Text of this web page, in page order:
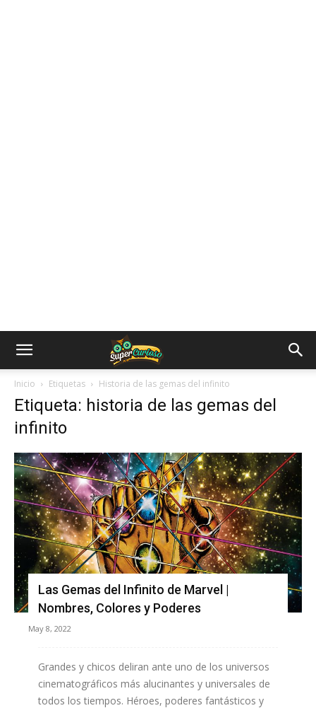
Inicio Etiquetas Historia de las gemas del infinito
Etiqueta: historia de las gemas del
infinito
Las Gemas del Infinito de Marvel |
Nombres, Colores y Poderes
May 8, 2022
Grandes y chicos deliran ante uno de los universos
cinematográficos más alucinantes y universales de
todos los tiempos. Héroes, poderes fantásticos y